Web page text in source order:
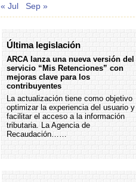
« Jul Sep »
Última legislación
ARCA lanza una nueva versión del
servicio “Mis Retenciones” con
mejoras clave para los
contribuyentes
La actualización tiene como objetivo
optimizar la experiencia del usuario y
facilitar el acceso a la información
tributaria. La Agencia de
Recaudación……